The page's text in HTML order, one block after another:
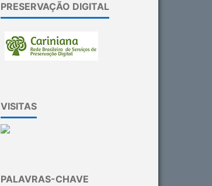
PRESERVAÇÃO DIGITAL
VISITAS
PALAVRAS-CHAVE